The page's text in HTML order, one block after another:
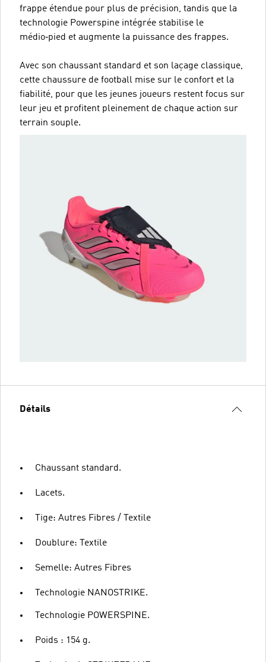
frappe étendue pour plus de précision, tandis que la
technologie Powerspine intégrée stabilise le
médio‑pied et augmente la puissance des frappes.
Avec son chaussant standard et son laçage classique,
cette chaussure de football mise sur le confort et la
fiabilité, pour que les jeunes joueurs restent focus sur
leur jeu et profitent pleinement de chaque action sur
terrain souple.
Détails
Chaussant standard.
Lacets.
Tige: Autres Fibres / Textile
Doublure: Textile
Semelle: Autres Fibres
Technologie NANOSTRIKE.
Technologie POWERSPINE.
Poids : 154 g.